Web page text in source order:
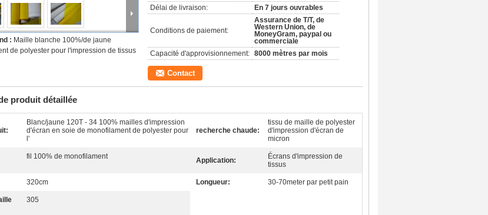
: Maille blanche 100%/de jaune
de polyester pour l'impression de tissus
Délai de livraison:
En 7 jours ouvrables
Conditions de paiement:
Assurance de T/T, de
Western Union, de
MoneyGram, paypal ou
commerciale
Capacité d'approvisionnement: 8000 mètres par mois
Contact
produit détaillée
Blanc/jaune 120T - 34 100% mailles d'impression
d'écran en soie de monofilament de polyester pour
l'
recherche chaude:
tissu de maille de polyester
d'impression d'écran de
micron
fil 100% de monofilament Application:
Écrans d'impression de
tissus
320cm Longueur: 30-70meter par petit pain
305